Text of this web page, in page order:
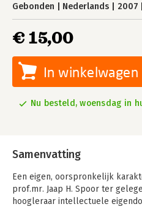
Gebonden Nederlands 2007
€ 15,00
In winkelwagen
Nu besteld, woensdag in
Samenvatting
Een eigen, oorspronkelijk
prof.mr. Jaap H. Spoor ter
hoogleraar intellectuele